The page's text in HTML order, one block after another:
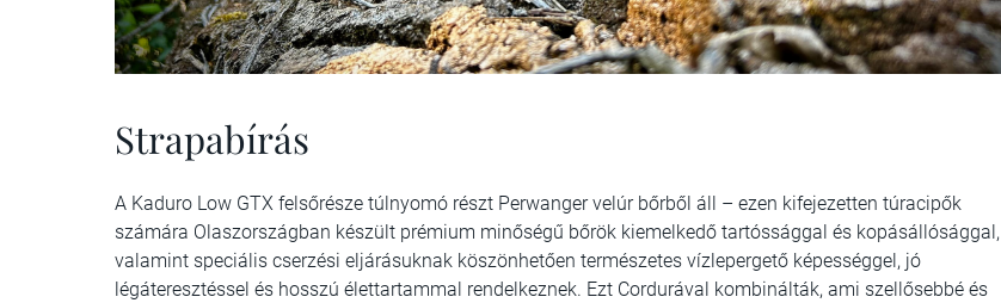
Strapabírás
A Kaduro Low GTX felsőrésze túlnyomó részt Perwanger velúr bőrből áll – ezen kifejezetten túracipők
számára Olaszországban készült prémium minőségű bőrök kiemelkedő tartóssággal és kopásállósággal,
valamint speciális cserzési eljárásuknak köszönhetően természetes vízlepergető képességgel, jó
légáteresztéssel és hosszú élettartammal rendelkeznek. Ezt Cordurával kombinálták, ami szellősebbé és